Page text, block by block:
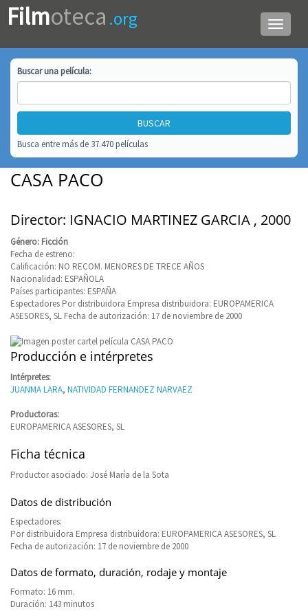
Menú
de
Filmoteca .org
Buscar unapelícula:
Busca entre más de 37.470 películas
CASA PACO
Director: IGNACIO MARTINEZ GARCIA , 2000
Género: Ficción
Fecha de estreno:
Calificación: NO RECOM. MENORES DE TRECE AÑOS
Nacionalidad: ESPAÑOLA
Países participantes: ESPAÑA
Espectadores Por distribuidora Empresa distribuidora: EUROPAMERICA
ASESORES, SL Fecha de autorización: 17 de noviembre de 2000
Producción e intérpretes
Intérpretes:
JUANMA LARA, NATIVIDAD FERNANDEZ NARVAEZ
Productoras:
EUROPAMERICA ASESORES, SL
Ficha técnica
Productor asociado: José María de la Sota
Datos de distribución
Espectadores:
Por distribuidora Empresa distribuidora: EUROPAMERICA ASESORES, SL
Fecha de autorización: 17 de noviembre de 2000
Datos de formato, duración, rodaje y montaje
Formato: 16 mm.
Duración: 143 minutos